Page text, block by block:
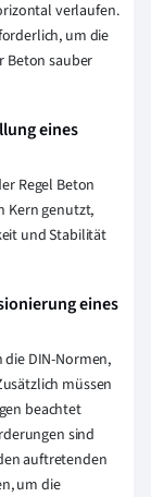
verlaufen.
um die
Beton sauber
eines
Regel Beton
Kern genutzt,
und Stabilität
eines
die DIN-Normen,
müssen
beachtet
sind
auftretenden
um die